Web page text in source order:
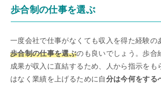
歩合制の仕事を選ぶ
一度会社で仕事がなくても収入を得た経験の
歩合制の仕事を選ぶのも良いでしょう。歩合
成果が収入に直結するため、人から指示をも
はなく業績を上げるために自分は今何をする